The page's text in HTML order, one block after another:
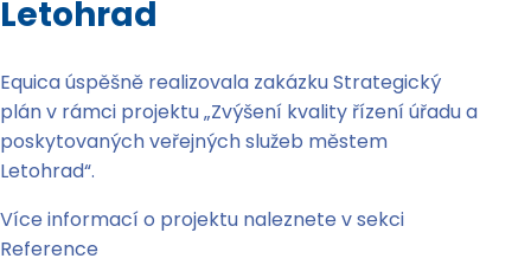
Letohrad
Equica úspěšně realizovala zakázku Strategický
plán v rámci projektu „Zvýšení kvality řízení úřadu a
poskytovaných veřejných služeb městem
Letohrad“.
Více informací o projektu naleznete v sekci
Reference